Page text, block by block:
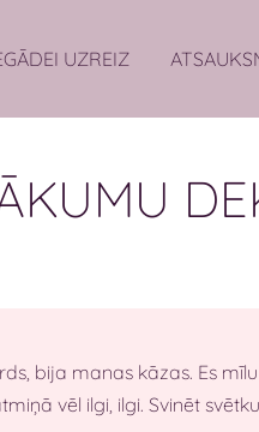
UZREIZ
bija manas kāzas. Es
vēl ilgi, ilgi. Svinēt